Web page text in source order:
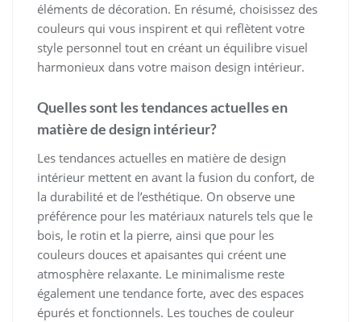
éléments de décoration. En résumé, choisissez des
couleurs qui vous inspirent et qui reflètent votre
style personnel tout en créant un équilibre visuel
harmonieux dans votre maison design intérieur.
Quelles sont les tendances actuelles en
matière de design intérieur?
Les tendances actuelles en matière de design
intérieur mettent en avant la fusion du confort, de
la durabilité et de l’esthétique. On observe une
préférence pour les matériaux naturels tels que le
bois, le rotin et la pierre, ainsi que pour les
couleurs douces et apaisantes qui créent une
atmosphère relaxante. Le minimalisme reste
également une tendance forte, avec des espaces
épurés et fonctionnels. Les touches de couleur